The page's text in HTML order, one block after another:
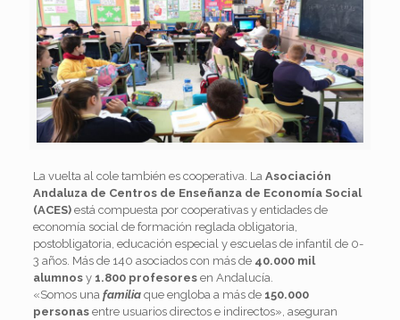
La vuelta al cole también es cooperativa. La Asociación
Andaluza de Centros de Enseñanza de Economía Social
(ACES)está compuesta por cooperativas y entidades de
economía social de formación reglada obligatoria,
postobligatoria, educación especial y escuelas de infantil de 0-
3 años. Más de 140 asociados con más de 40.000 mil
alumnosy 1.800 profesoresen Andalucía.
«Somos una familiaque engloba a más de 150.000
personasentre usuarios directos e indirectos», aseguran